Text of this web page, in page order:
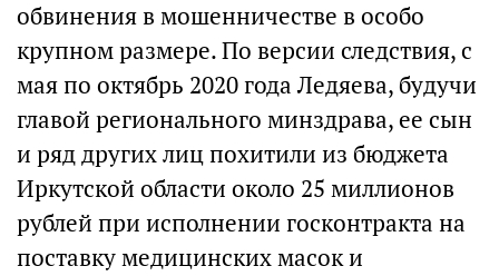
обвинения в мошенничестве в особо
крупном размере. По версии следствия, с
мая по октябрь 2020 года Ледяева, будучи
главой регионального минздрава, ее сын
и ряд других лиц похитили из бюджета
Иркутской области около 25 миллионов
рублей при исполнении госконтракта на
поставку медицинских масок и